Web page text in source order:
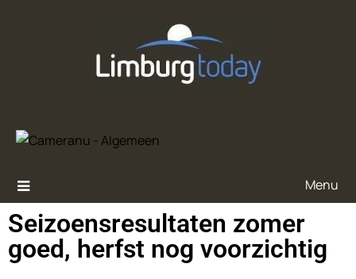
Menu
Seizoensresultaten zomer
goed, herfst nog voorzichtig